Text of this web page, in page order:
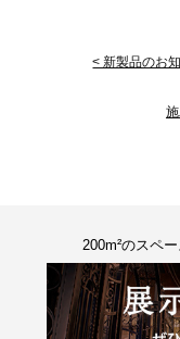
< 新製品のお
200m²のスペ